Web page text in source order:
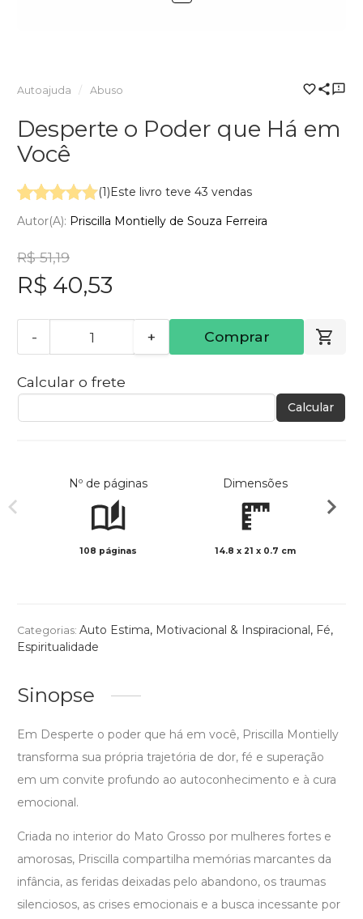
Autoajuda Abuso
Desperte o Poder que Há em
Você
(1)Este livro teve 43 vendas
Autor(a): Priscilla Montielly de Souza Ferreira
R$ 51,19
R$ 40,53
- + Comprar
Calcular o frete
Calcular
Nº de páginas
108 páginas
Dimensões
14.8 x 21 x 0.7 cm
Categorias: Auto Estima, Motivacional & Inspiracional, Fé,
Espiritualidade
Sinopse
Em Desperte o poder que há em você, Priscilla Montielly
transforma sua própria trajetória de dor, fé e superação
em um convite profundo ao autoconhecimento e à cura
emocional.
Criada no interior do Mato Grosso por mulheres fortes e
amorosas, Priscilla compartilha memórias marcantes da
infância, as feridas deixadas pelo abandono, os traumas
silenciosos, as crises emocionais e a busca incessante por